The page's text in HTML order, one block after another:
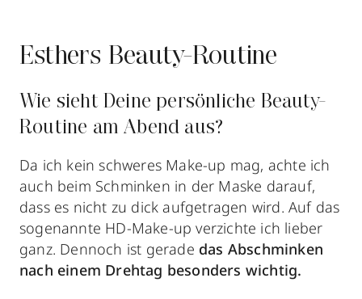
Esthers Beauty-Routine
Wie sieht Deine persönliche Beauty-
Routine am Abend aus?
Da ich kein schweres Make-up mag, achte ich
auch beim Schminken in der Maske darauf,
dass es nicht zu dick aufgetragen wird. Auf das
sogenannte HD-Make-up verzichte ich lieber
ganz. Dennoch ist gerade das Abschminken
nach einem Drehtag besonders wichtig.